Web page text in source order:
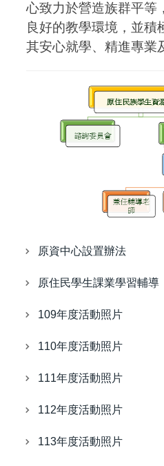
心致力於營造族群平等
良好的教學環境，並積
其安心就學、精進專業
原資中心設置辦法
原住民學生課業學習輔導
109年度活動照片
110年度活動照片
111年度活動照片
112年度活動照片
113年度活動照片